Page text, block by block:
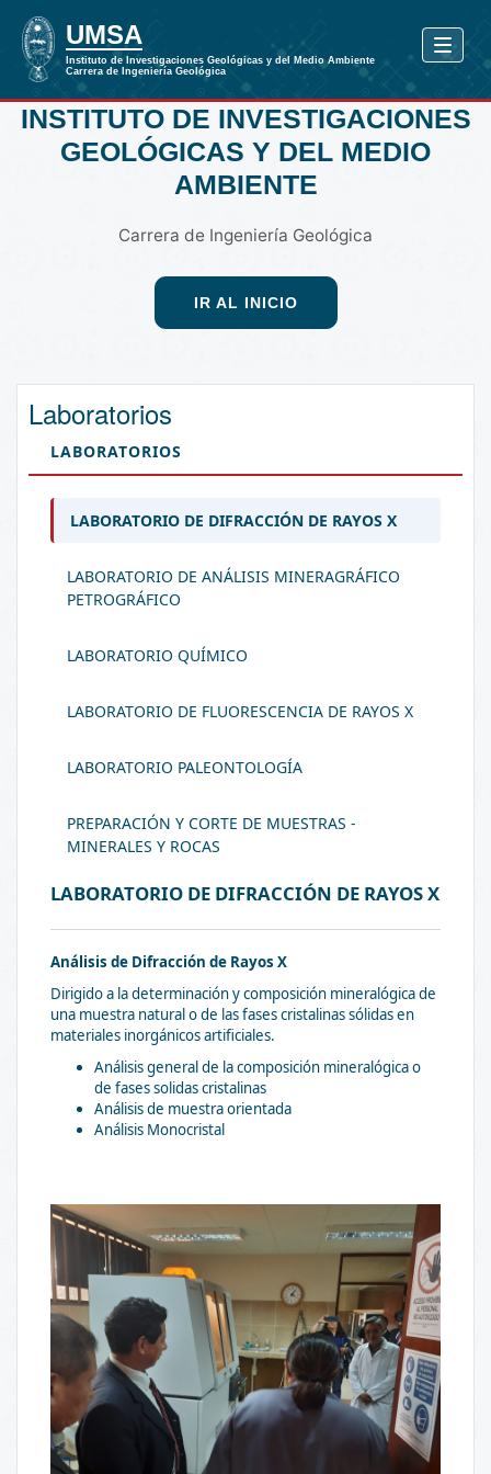
INSTITUTO DE INVESTIGACIONES
GEOLÓGICAS Y DEL MEDIO
AMBIENTE
Carrera de Ingeniería Geológica
IR AL INICIO
Laboratorios
LABORATORIOS
LABORATORIO DE DIFRACCIÓN DE RAYOS X
LABORATORIO DE ANÁLISIS MINERAGRÁFICO
PETROGRÁFICO
LABORATORIO QUÍMICO
LABORATORIO DE FLUORESCENCIA DE RAYOS X
LABORATORIO PALEONTOLOGÍA
PREPARACIÓN Y CORTE DE MUESTRAS -
MINERALES Y ROCAS
LABORATORIO DE DIFRACCIÓN DE RAYOS X
Análisis de Difracción de Rayos X
Dirigido a la determinación y composición mineralógica de
una muestra natural o de las fases cristalinas sólidas en
materiales inorgánicos artificiales.
Análisis general de la composición mineralógica o
de fases solidas cristalinas
Análisis de muestra orientada
Análisis Monocristal